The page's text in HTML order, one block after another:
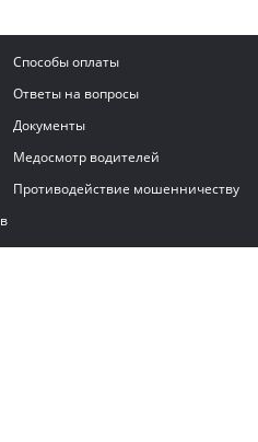
Способы оплаты
Ответы на вопросы
Документы
Медосмотр водителей
Противодействие мошенничеству